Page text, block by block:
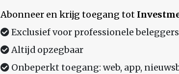
Abonneer en krijg toegang tot
Exclusief voor professionele beleggers
Altijd opzegbaar
Onbeperkt toegang: web, app,